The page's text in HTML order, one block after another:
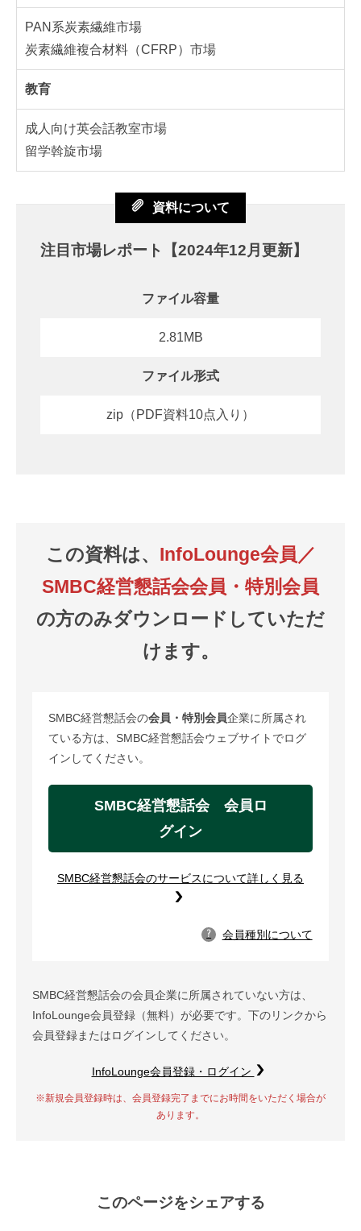
PAN系炭素繊維市場
炭素繊維複合材料（CFRP）市場
教育
成人向け英会話教室市場
留学斡旋市場
資料について
注目市場レポート【2024年12月更新】
ファイル容量
2.81MB
ファイル形式
zip（PDF資料10点入り）
この資料は、
InfoLounge会員／
SMBC経営懇話会会員・特別会員
の方のみダウンロードしていただ
けます。
SMBC経営懇話会の会員・特別会員企業に所属され
ている方は、SMBC経営懇話会ウェブサイトでログ
インしてください。
SMBC経営懇話会 会員ロ
グイン
SMBC経営懇話会のサービスについて詳しく見る
? 会員種別について
SMBC経営懇話会の会員企業に所属されていない方は、
InfoLounge会員登録（無料）が必要です。下のリンクから
会員登録またはログインしてください。
InfoLounge会員登録・ログイン
※新規会員登録時は、会員登録完了までにお時間をいただく場合が
あります。
このページをシェアする